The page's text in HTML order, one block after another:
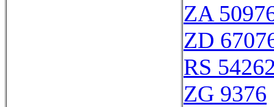
ZA
ZD
RS
ZG 9376